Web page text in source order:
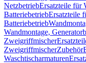
NetzbetriebErsatzteile für
BatteriebetriebErsatzteile
Batteriebetrieb
Wandmontage,
Zweigriffmischer
ZweigriffmischerZubehör
Waschtischarmaturen